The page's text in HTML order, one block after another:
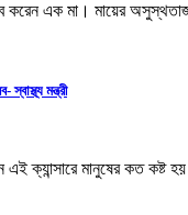
করেন এক মা। মায়ের
মন্ত্রী
এই ক্যান্সারে মানুষের কত কষ্ট